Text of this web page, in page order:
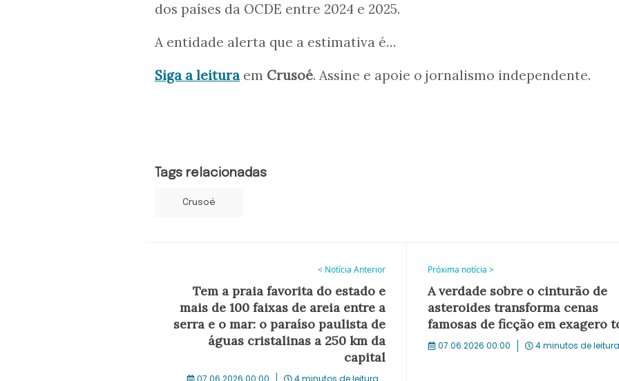
dos países da OCDE entre 2024 e 2025.
A entidade alerta que a estimativa é…
Siga a leitura em Crusoé. Assine e apoie o jornalismo independente.
Tags relacionadas
Crusoé
< Notícia Anterior
Tem a praia favorita do estado e
mais de 100 faixas de areia entre a
serra e o mar: o paraíso paulista de
águas cristalinas a 250 km da
capital
07.06.2026 00:00 4 minutos de leitura
Próxima notícia >
A verdade sobre o cinturão de
asteroides transforma cenas
famosas de ficção em exagero
07.06.2026 00:00 4 minutos de leitura